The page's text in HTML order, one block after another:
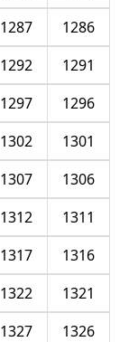
1286
1287
1291
1292
1296
1297
1301
1302
1306
1307
1311
1312
1316
1317
1321
1322
1326
1327